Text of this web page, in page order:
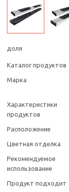
доля
Каталог продуктов
Марка
Характеристики
продуктов
Расположение
Цветная отделка
Рекомендуемое
использование
Продукт подходит